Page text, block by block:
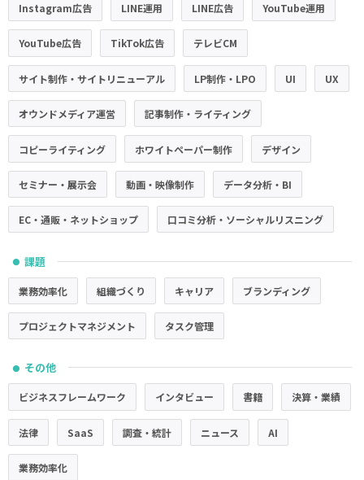
Instagram広告 LINE運用 LINE広告 YouTube運用
YouTube広告 TikTok広告 テレビCM
サイト制作・サイトリニューアル LP制作・LPO UI UX
オウンドメディア運営 記事制作・ライティング
コピーライティング ホワイトペーパー制作 デザイン
セミナー・展示会 動画・映像制作 データ分析・BI
EC・通販・ネットショップ 口コミ分析・ソーシャルリスニング
● 課題
業務効率化 組織づくり キャリア ブランディング
プロジェクトマネジメント タスク管理
● その他
ビジネスフレームワーク インタビュー 書籍 決算・業績
法律 SaaS 調査・統計 ニュース AI
業務効率化